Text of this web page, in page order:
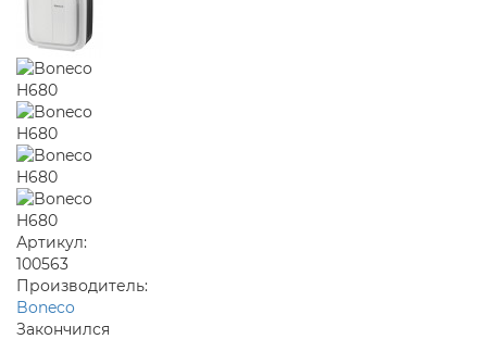
Артикул:
100563
Производитель:
Boneco
Закончился